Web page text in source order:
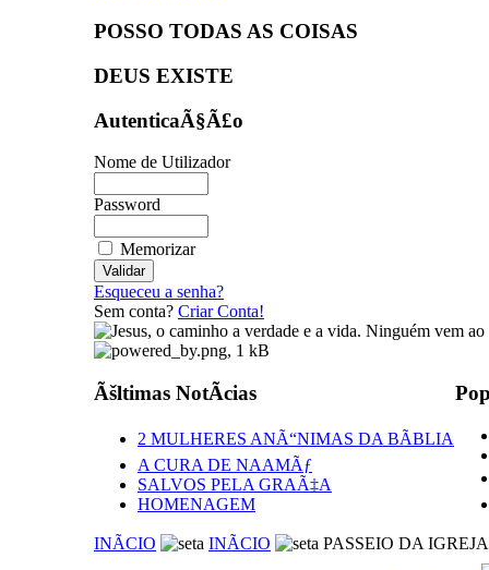
POSSO TODAS AS COISAS
DEUS EXISTE
AutenticaÃ§Ã£o
Nome de Utilizador
Password
Memorizar
Esqueceu a senha?
Sem conta? Criar Conta!
Ãšltimas NotÃ­cias
2 MULHERES ANÃ“NIMAS DA BÃBLIA
A CURA DE NAAMÃƒ
SALVOS PELA GRAÃ‡A
HOMENAGEM
INÃCIO INÃCIO PASSEIO DA